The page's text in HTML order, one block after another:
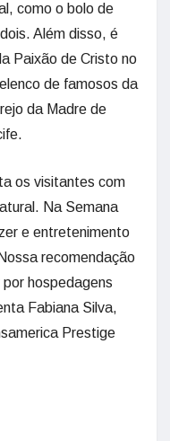
como o bolo de
Além disso, é
Paixão de Cristo no
de famosos da
da Madre de
os visitantes com
Na Semana
e entretenimento
recomendação
hospedagens
Fabiana Silva,
Prestige